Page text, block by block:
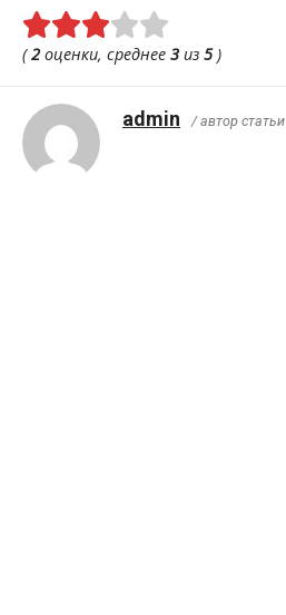
(2 оценки, среднее 3 из 5)
admin / автор статьи